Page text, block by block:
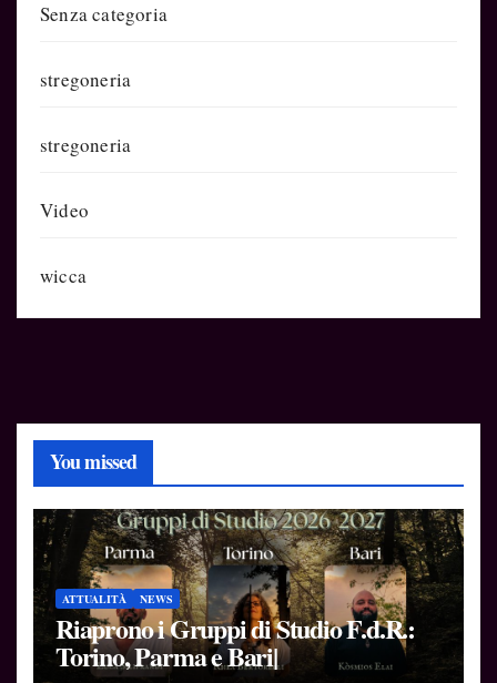
Senza categoria
stregoneria
stregoneria
Video
wicca
You missed
ATTUALITÀ NEWS
Riaprono i Gruppi di Studio F.d.R.:
Torino, Parma e Bari|